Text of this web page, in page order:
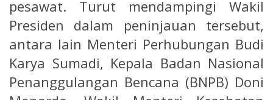
pesawat. Turut mendampingi Wakil
Presiden dalam peninjauan tersebut,
antara lain Menteri Perhubungan Budi
Karya Sumadi, Kepala Badan Nasional
Penanggulangan Bencana (BNPB) Doni